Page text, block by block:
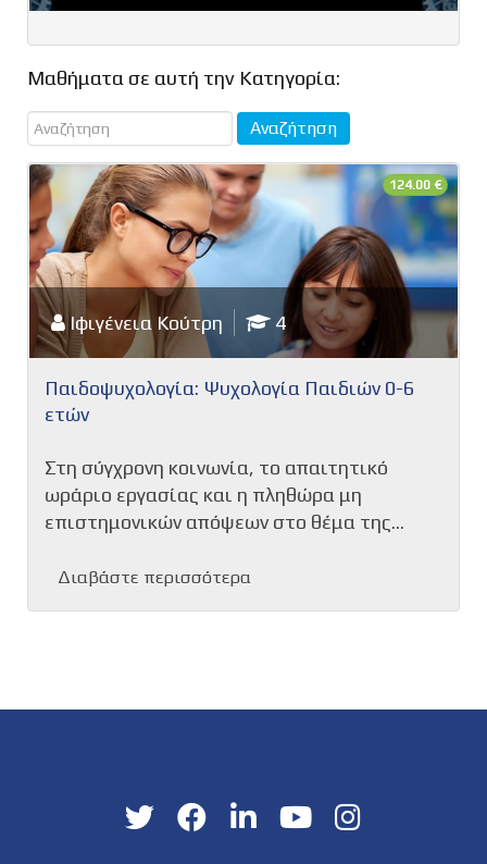
Μαθήματα σε αυτή την Κατηγορία:
Ιφιγένεια Κούτρη 4
124.00 €
Παιδοψυχολογία: Ψυχολογία Παιδιών 0-6
ετών
Στη σύγχρονη κοινωνία, το απαιτητικό
ωράριο εργασίας και η πληθώρα μη
επιστημονικών απόψεων στο θέμα της...
Διαβάστε περισσότερα